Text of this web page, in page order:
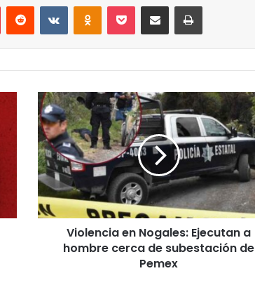
PinterestReddit VKontakteOdnoklassniki
Pocket Compartir por correo electrónicoImprimir
Violencia
en
Nogales:
Ejecutan
a
hombre
cerca
de
subestación
Pemex
Violencia en Nogales: Ejecutan a
hombre cerca de subestación de
Pemex